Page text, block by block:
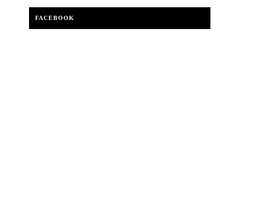
FACEBOOK